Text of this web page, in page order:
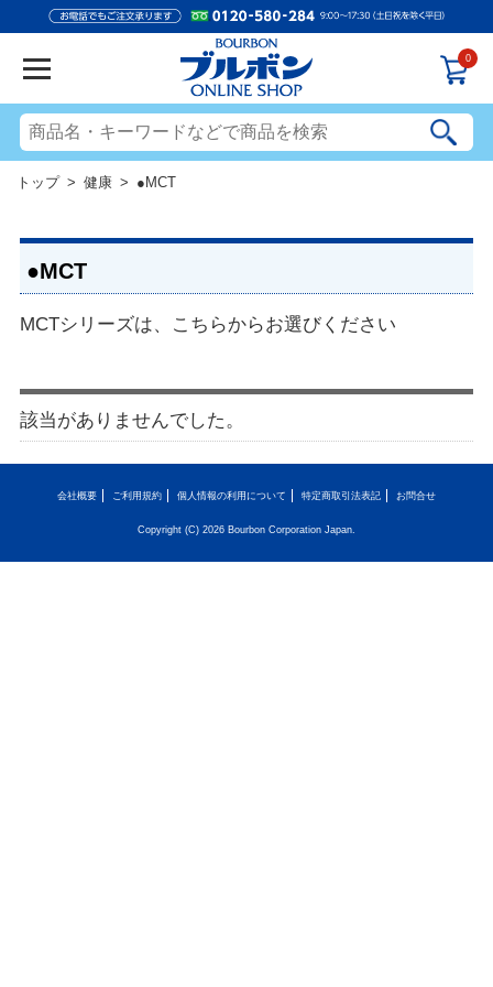
0
トップ> 健康 > ●MCT
●MCT
MCTシリーズは、こちらからお選びください
該当がありませんでした。
会社概要 ご利用規約 個人情報の利用について 特定商取引法表記 お問合せ
Copyright (C) 2026 Bourbon Corporation Japan.